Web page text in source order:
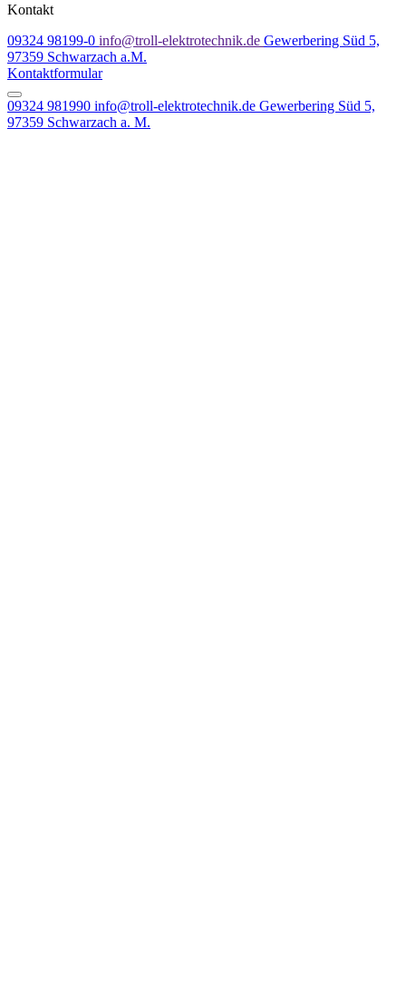
Kontakt
09324 98199-0 info@troll-elektrotechnik.de Gewerbering Süd 5,
97359 Schwarzach a.M.
Kontaktformular
09324 981990 info@troll-elektrotechnik.de Gewerbering Süd 5,
97359 Schwarzach a. M.